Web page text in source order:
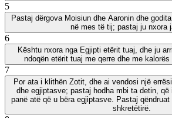
5
Pastaj dërgova Moisiun dhe Aaronin dhe
në mes të tij; pastaj ju nxora
6
Kështu nxora nga Egjipti etërit tuaj, dhe ju
ndoqën etërit tuaj me qerre dhe me kalorës
7
Por ata i klithën Zotit, dhe ai vendosi një
dhe egjiptasve; pastaj hodha mbi ta detin,
panë atë që u bëra egjiptasve. Pastaj
shkretëtirë.